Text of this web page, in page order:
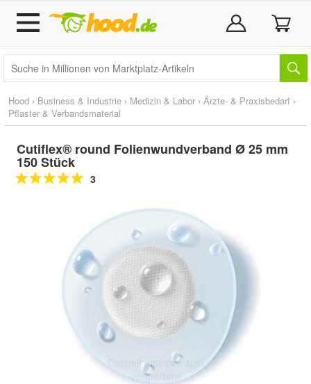
Hood › Business & Industrie › Medizin & Labor › Ärzte- & Praxisbedarf ›
Pflaster & Verbandsmaterial
Cutiflex® round Folienwundverband Ø 25 mm
150 Stück
3
Doppelt antippen zum
vergrößern